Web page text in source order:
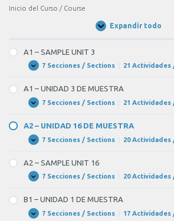
Inicio del Curso / Course
Expandir todo
Unidades
A1 – SAMPLE UNIT 3
Expandir
A1
SAMPLE
UNIT
3
7 Secciones / Sections 21 Actividades
A1 – UNIDAD 3 DE MUESTRA
Expandir
A1
UNIDAD
3
DE
MUESTRA
7 Secciones / Sections 21 Actividades
A2 – UNIDAD 16 DE MUESTRA
Expandir
A2
UNIDAD
16
DE
7 Secciones / Sections 20 Actividades
A2 – SAMPLE UNIT 16
Expandir
A2
SAMPLE
UNIT
16
7 Secciones / Sections 20 Actividades
B1 – UNIDAD 1 DE MUESTRA
Expandir
B1
7 Secciones / Sections 17 Actividades